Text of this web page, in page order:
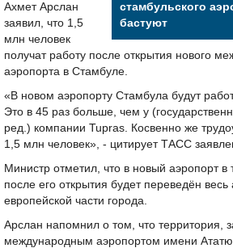
стамбульского
бастуют
Ахмет Арслан
заявил, что 1,5
млн человек
получат работу после открытия нового
аэропорта в Стамбуле.
«В новом аэропорту Стамбула будут
Это в 45 раз больше, чем у
ред.) компании Tupras. Косвенно же
1,5 млн человек», - цитирует ТАСС
Министр отметил, что в новый аэропорт в
после его открытия будет переведён весь
европейской части города.
Арслан напомнил о том, что территория,
международным аэропортом имени